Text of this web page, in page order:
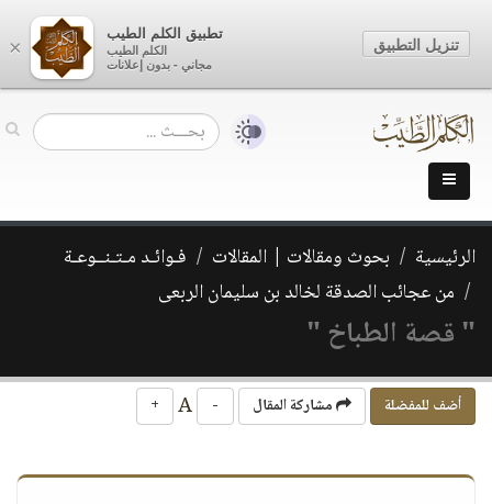
الرئيسية بحوث ومقالات | المقالات
فـوائـد مـتـنــوعـة
من عجائب الصدقة لخالد بن سليمان الربعى
" قصة الطباخ "
أضف للمفضلة مشاركة المقال -
+
×
تطبيق الكلم الطيب
الكلم الطيب
مجاني - بدون إعلانات
تنزيل التطبيق